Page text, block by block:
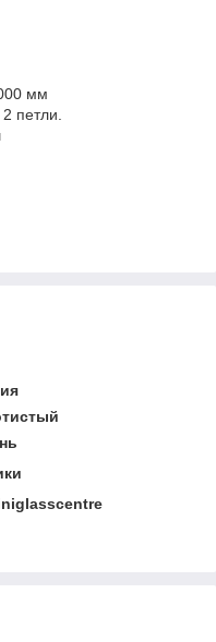
мм
петли.